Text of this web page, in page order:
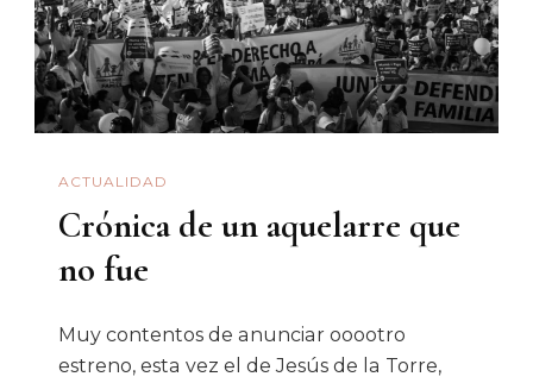
La
Ofensiva
ACTUALIDAD
Crónica de un aquelarre que
no fue
Muy contentos de anunciar ooootro
estreno, esta vez el de Jesús de la Torre,